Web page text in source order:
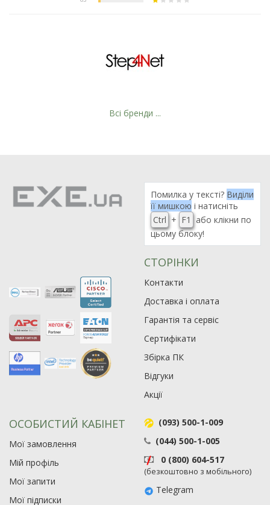
Рейтинг EXE.ua:4.6
63
Всі бренди ...
Помилка у тексті? Виділи
її мишкою і натисніть
Ctrl + F1
або клікни по
цьому блоку!
СТОРІНКИ
Контакти
Доставка і оплата
Гарантія та сервіс
Сертифікати
Збірка ПК
Відгуки
Акції
ОСОБИСТИЙ КАБІНЕТ
Мої замовлення
Мій профіль
Мої запити
Мої підписки
(093) 500-1-009
(044) 500-1-005
0 (800) 604-517
(безкоштовно з мобільного)
Telegram